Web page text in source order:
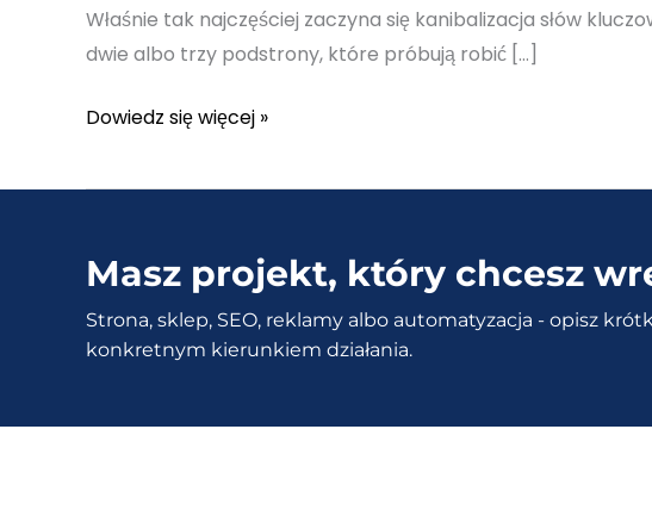
Właśnie tak najczęściej zaczyna się kanibalizacja słów
dwie albo trzy podstrony, które próbują robić […]
Zanim
kolejny
–
Sprawdź
kanibalizacja
słów
Dowiedz się więcej »
Masz projekt, który chcesz
Strona, sklep, SEO, reklamy albo automatyzacja - opisz
konkretnym kierunkiem działania.